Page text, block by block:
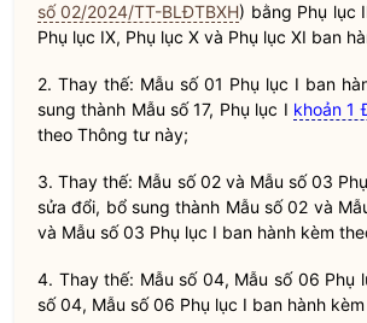
số 02/2024/TT-BLĐTBXH) bằng Phụ lục
Phụ lục IX, Phụ lục X và Phụ lục XI ban
2. Thay thế: Mẫu số 01 Phụ lục I ban
sung thành Mẫu số 17, Phụ lục I khoản 1
theo Thông tư này;
3. Thay thế: Mẫu số 02 và Mẫu số 03
sửa đổi, bổ sung thành Mẫu số 02 và
và Mẫu số 03 Phụ lục I ban hành kèm
4. Thay thế: Mẫu số 04, Mẫu số 06 Phụ
số 04, Mẫu số 06 Phụ lục I ban hành